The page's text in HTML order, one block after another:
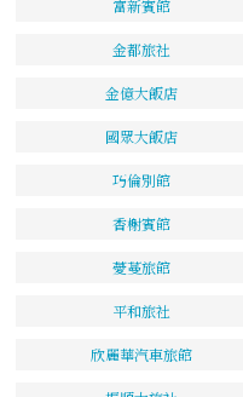
富新賓館
金都旅社
金億大飯店
國眾大飯店
巧倫別館
香榭賓館
薆蔓旅館
平和旅社
欣麗華汽車旅館